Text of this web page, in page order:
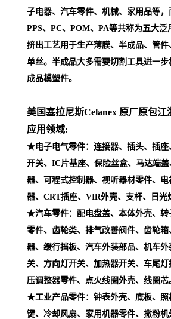
子电器、汽车零件、机械、家用品等，
PPS、PC、POM、PA等共称为五大泛
挤出工艺用于生产薄膜、半成品、管
单丝。半成品大多需要切割工具进一
成品模塑件。
美国塞拉尼斯Celanex 原厂原包江
应用领域:
★电子电气零件：连接器、插头、插座
开关、IC片基座、保险丝盒、马达端
器、可程式控制器、视听器材零件、
器、CRT插座、VIR外壳、支杆、日光
★汽车零件：配电盘盖、本体外壳、转
零件、齿轮类、排气改善阀件、齿轮
器、缓行挡板、汽车外装部品、机车
关、方向灯开关、加热器开关、车尾
压调整器零件、点火线圈外壳、线圈芯
★工业产品零件：钟表外壳、底板、照
键、冷却风扇、家用机器零件、撒粉